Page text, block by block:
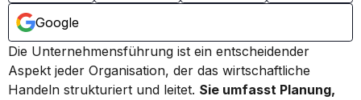
Google
Die Unternehmensführung ist ein entscheidender
Aspekt jeder Organisation, der das wirtschaftliche
Handeln strukturiert und leitet. Sie umfasst Planung,